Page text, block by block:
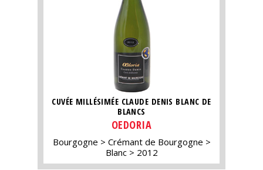
CUVÉE MILLÉSIMÉE CLAUDE DENIS BLANC DE
BLANCS
OEDORIA
Bourgogne
Crémant de Bourgogne
Blanc
2012